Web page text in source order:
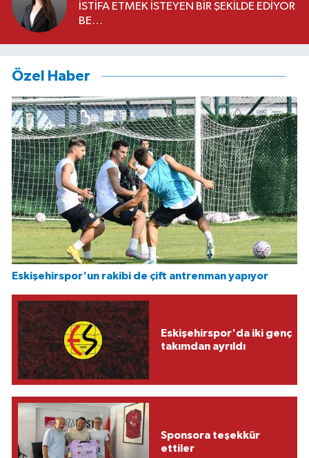
İSTİFA ETMEK İSTEYEN BİR ŞEKİLDE EDİYOR
BE…
Özel Haber
Eskişehirspor'un rakibi de çift antrenman yapıyor
Eskişehirspor'da iki genç
takımdan ayrıldı
Sponsora teşekkür
ettiler